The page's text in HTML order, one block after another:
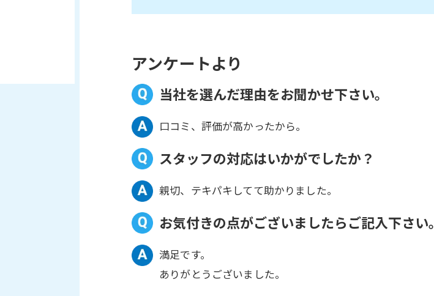
アンケートより
当社を選んだ理由をお聞かせ下さい。
口コミ、評価が高かったから。
スタッフの対応はいかがでしたか？
親切、テキパキしてて助かりました。
お気付きの点がございましたらご記入下さい。
満足です。
ありがとうございました。